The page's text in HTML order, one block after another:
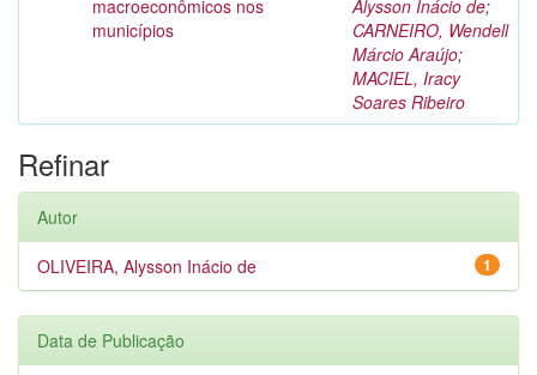
macroeconômicos nos
municípios
Alysson Inácio de;
CARNEIRO, Wendell
Márcio Araújo;
MACIEL, Iracy
Soares Ribeiro
Refinar
Autor
1
OLIVEIRA, Alysson Inácio de
Data de Publicação